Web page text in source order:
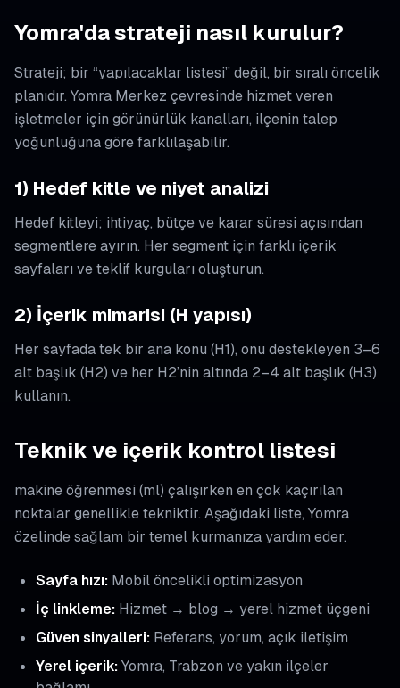
Yomra'da strateji nasıl kurulur?
Strateji; bir “yapılacaklar listesi” değil, bir sıralı öncelik
planıdır. Yomra Merkez çevresinde hizmet veren
işletmeler için görünürlük kanalları, ilçenin talep
yoğunluğuna göre farklılaşabilir.
1) Hedef kitle ve niyet analizi
Hedef kitleyi; ihtiyaç, bütçe ve karar süresi açısından
segmentlere ayırın. Her segment için farklı içerik
sayfaları ve teklif kurguları oluşturun.
2) İçerik mimarisi (H yapısı)
Her sayfada tek bir ana konu (H1), onu destekleyen 3–6
alt başlık (H2) ve her H2’nin altında 2–4 alt başlık (H3)
kullanın.
Teknik ve içerik kontrol listesi
makine öğrenmesi (ml) çalışırken en çok kaçırılan
noktalar genellikle tekniktir. Aşağıdaki liste, Yomra
özelinde sağlam bir temel kurmanıza yardım eder.
Sayfa hızı: Mobil öncelikli optimizasyon
İç linkleme: Hizmet → blog → yerel hizmet üçgeni
Güven sinyalleri: Referans, yorum, açık iletişim
Yerel içerik:Yomra, Trabzon ve yakın ilçeler